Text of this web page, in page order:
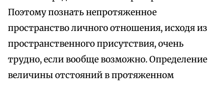
Поэтому познать непротяженное
пространство личного отношения, исходя из
пространственного присутствия, очень
трудно, если вообще возможно. Определение
величины отстояний в протяженном